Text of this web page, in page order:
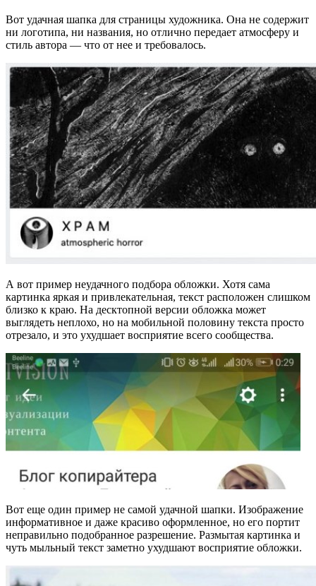
Вот удачная шапка для страницы художника. Она не содержит
ни логотипа, ни названия, но отлично передает атмосферу и
стиль автора — что от нее и требовалось.
А вот пример неудачного подбора обложки. Хотя сама
картинка яркая и привлекательная, текст расположен слишком
близко к краю. На десктопной версии обложка может
выглядеть неплохо, но на мобильной половину текста просто
отрезало, и это ухудшает восприятие всего сообщества.
Вот еще один пример не самой удачной шапки. Изображение
информативное и даже красиво оформленное, но его портит
неправильно подобранное разрешение. Размытая картинка и
чуть мыльный текст заметно ухудшают восприятие обложки.